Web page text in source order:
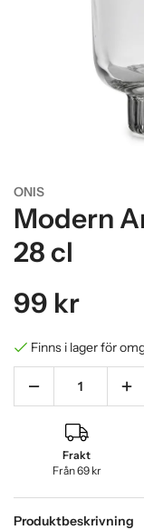
ONIS
Modern
28 cl
99 kr
Finns i lager för
Frakt
Från 69 kr
Produktbeskrivning